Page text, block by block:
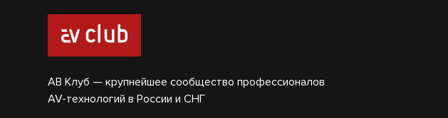
АВ Клуб — крупнейшее сообщество профессионалов
AV-технологий в России и СНГ